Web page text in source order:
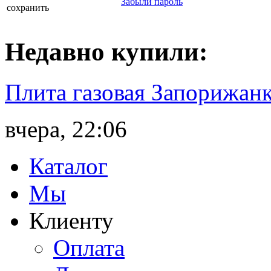
сохранить
Недавно купили:
Плита газовая
вчера, 22:06
Каталог
Мы
Клиенту
Оплата